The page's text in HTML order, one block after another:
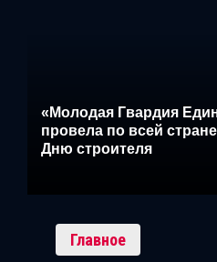
«Молодая Гвардия
провела по всей
Дню строителя
Главное